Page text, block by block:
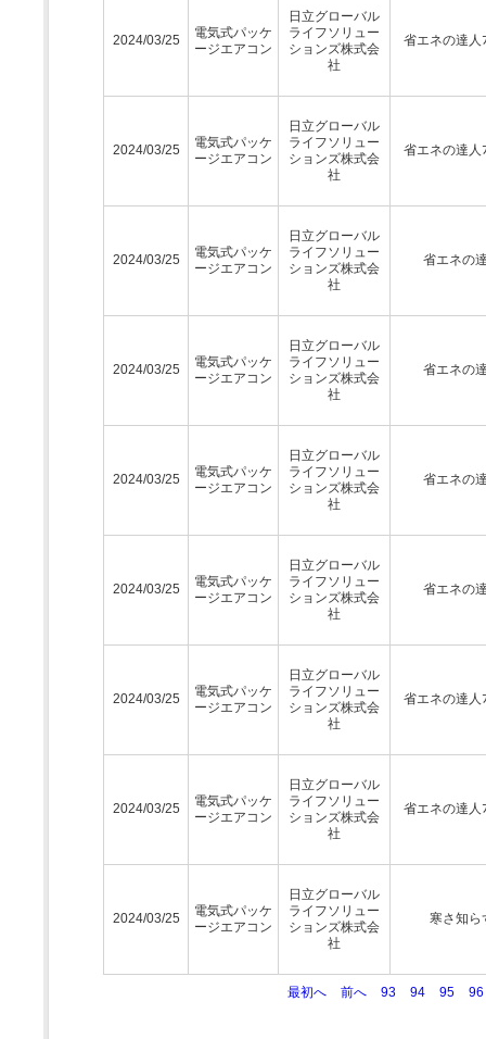
2024/03/25
電気式パッケ
ージエアコン
日立グローバル
ライフソリュー
ションズ株式会
社
省エネの達人
2024/03/25
電気式パッケ
ージエアコン
日立グローバル
ライフソリュー
ションズ株式会
社
省エネの達人
2024/03/25
電気式パッケ
ージエアコン
日立グローバル
ライフソリュー
ションズ株式会
社
省エネの
2024/03/25
電気式パッケ
ージエアコン
日立グローバル
ライフソリュー
ションズ株式会
社
省エネの
2024/03/25
電気式パッケ
ージエアコン
日立グローバル
ライフソリュー
ションズ株式会
社
省エネの
2024/03/25
電気式パッケ
ージエアコン
日立グローバル
ライフソリュー
ションズ株式会
社
省エネの
2024/03/25
電気式パッケ
ージエアコン
日立グローバル
ライフソリュー
ションズ株式会
社
省エネの達人
2024/03/25
電気式パッケ
ージエアコン
日立グローバル
ライフソリュー
ションズ株式会
社
省エネの達人
2024/03/25
電気式パッケ
ージエアコン
日立グローバル
ライフソリュー
ションズ株式会
社
寒さ知ら
最初へ 前へ 93 94 95 96